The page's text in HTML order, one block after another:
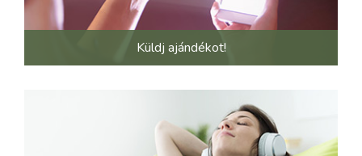
Küldj ajándékot!